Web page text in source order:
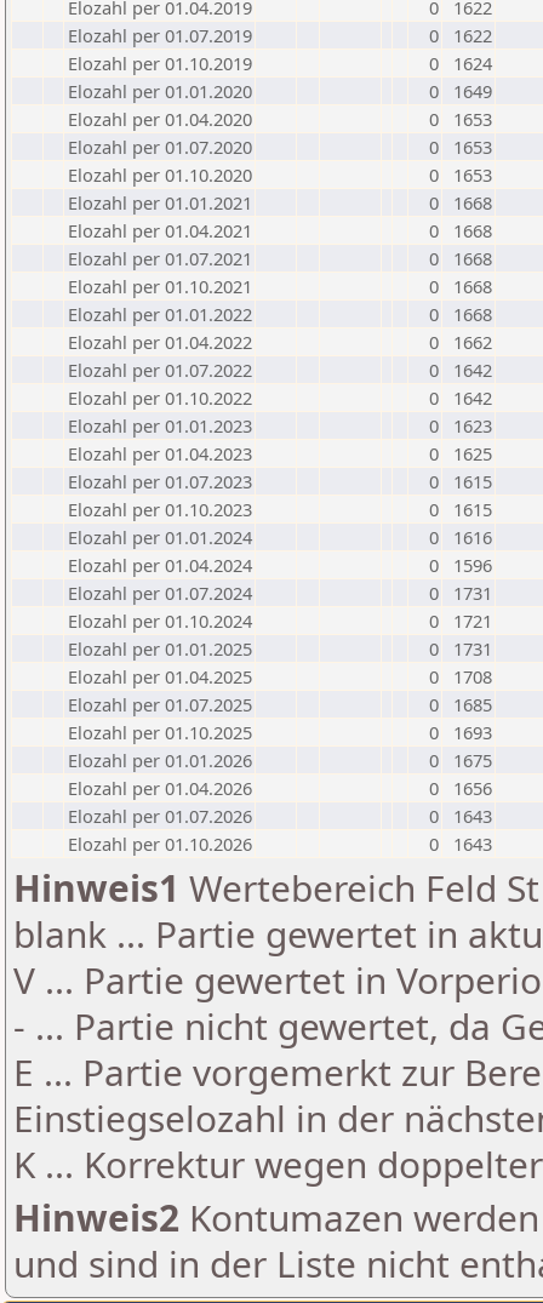
Elozahl per 01.04.2019
0
1622
Elozahl per 01.07.2019
0
1622
Elozahl per 01.10.2019
0
1624
Elozahl per 01.01.2020
0
1649
Elozahl per 01.04.2020
0
1653
Elozahl per 01.07.2020
0
1653
Elozahl per 01.10.2020
0
1653
Elozahl per 01.01.2021
0
1668
Elozahl per 01.04.2021
0
1668
Elozahl per 01.07.2021
0
1668
Elozahl per 01.10.2021
0
1668
Elozahl per 01.01.2022
0
1668
Elozahl per 01.04.2022
0
1662
Elozahl per 01.07.2022
0
1642
Elozahl per 01.10.2022
0
1642
Elozahl per 01.01.2023
0
1623
Elozahl per 01.04.2023
0
1625
Elozahl per 01.07.2023
0
1615
Elozahl per 01.10.2023
0
1615
Elozahl per 01.01.2024
0
1616
Elozahl per 01.04.2024
0
1596
Elozahl per 01.07.2024
0
1731
Elozahl per 01.10.2024
0
1721
Elozahl per 01.01.2025
0
1731
Elozahl per 01.04.2025
0
1708
Elozahl per 01.07.2025
0
1685
Elozahl per 01.10.2025
0
1693
Elozahl per 01.01.2026
0
1675
Elozahl per 01.04.2026
0
1656
Elozahl per 01.07.2026
0
1643
Elozahl per 01.10.2026
0 1643
Hinweis1 Wertebereich Feld
blank ... Partie gewertet in
V ... Partie gewertet in
- ... Partie nicht gewertet, da
E ... Partie vorgemerkt zur
Einstiegselozahl in der
K ... Korrektur wegen
Hinweis2 Kontumazen
und sind in der Liste nicht